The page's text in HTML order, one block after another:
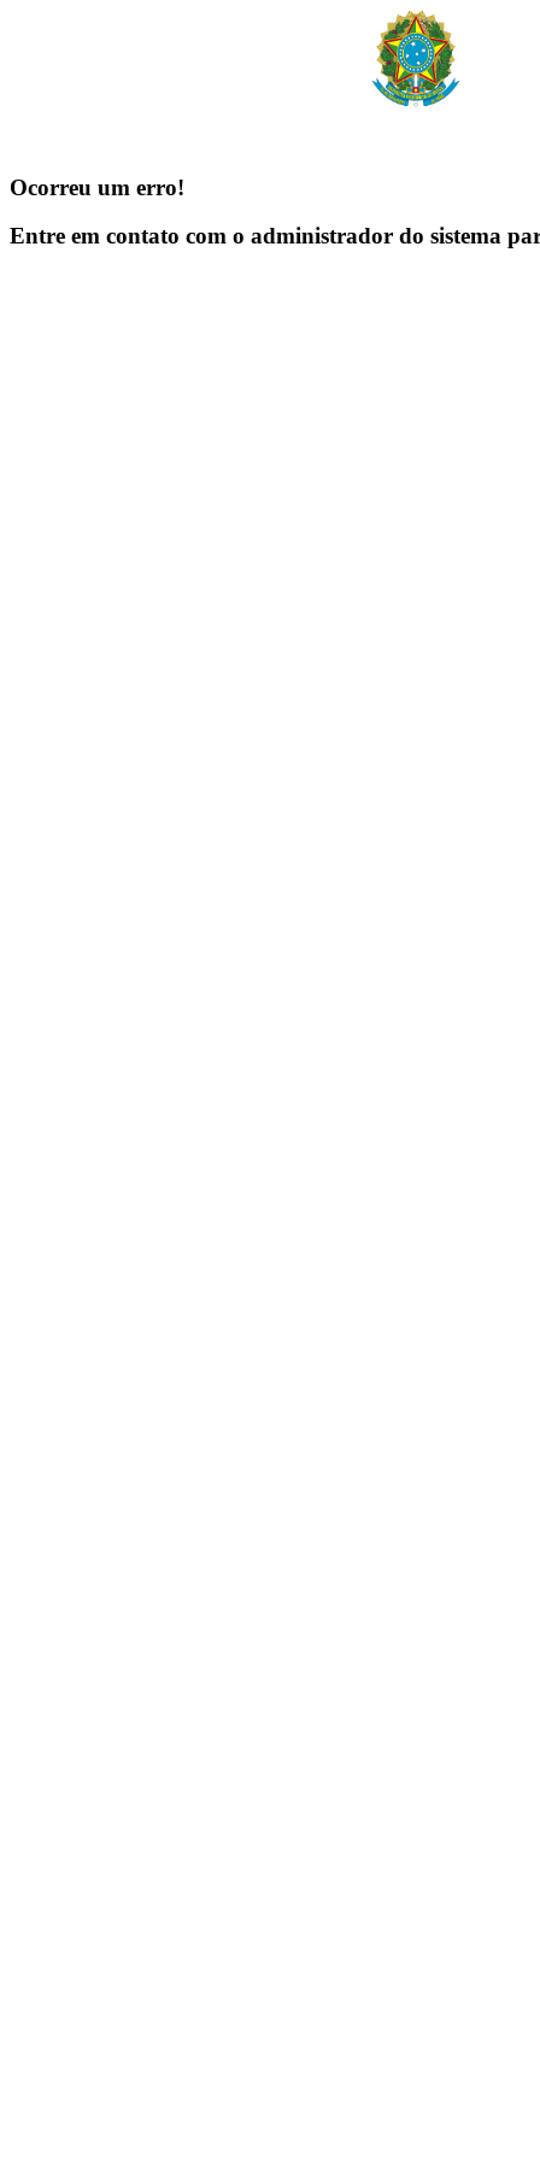
Ocorreu um erro!
Entre em contato com o administrador do sistema